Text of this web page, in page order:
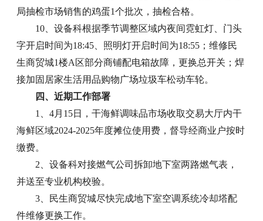
局抽检市场销售的鸡蛋1个批次，抽检合格。
10、设备科根据季节调整区域内夜间霓虹灯、门头
字开启时间为18:45、照明灯开启时间为18:55；维修民
生商贸城1楼A区部分商铺配电箱故障，更换总开关；焊
接加固居家生活用品购物广场垃圾车松动车轮。
四、近期工作部署
1、4月15日，干海鲜调味品市场收取交易大厅内干
海鲜区域2024-2025年度摊位使用费，督导经商业户按时
缴费。
2、设备科对接燃气公司拆卸地下室两路燃气表，
并送至专业机构校验。
3、民生商贸城尽快完成地下室空调系统冷却塔配
件维修更换工作。